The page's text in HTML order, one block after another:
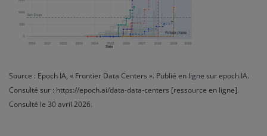
Source : Epoch IA, « Frontier Data Centers ». Publié en ligne sur epoch.IA.
Consulté sur : https://epoch.ai/data-data-centers [ressource en ligne].
Consulté le 30 avril 2026.